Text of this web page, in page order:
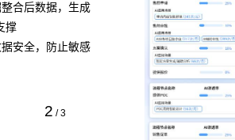
• AI 分析任务处理时间、
• 流程管理者无需代码，通
预约专家咨询 >>
下载智能流程工作台介绍 >>
3 /3